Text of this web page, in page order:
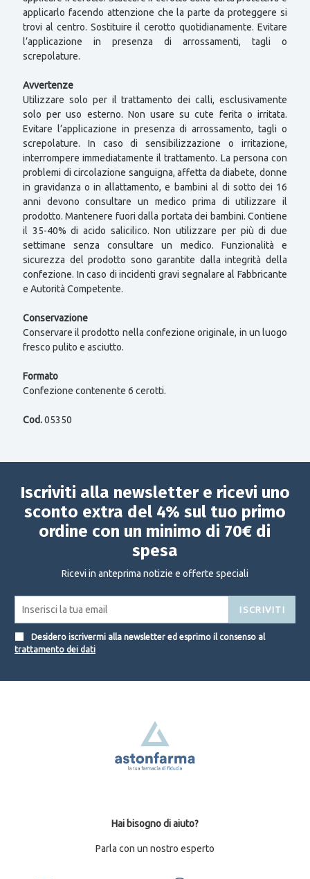
applicarlo facendo attenzione che la parte da proteggere si
trovi al centro. Sostituire il cerotto quotidianamente. Evitare
l’applicazione in presenza di arrossamenti, tagli o
screpolature.
Avvertenze
Utilizzare solo per il trattamento dei calli, esclusivamente
solo per uso esterno. Non usare su cute ferita o irritata.
Evitare l’applicazione in presenza di arrossamento, tagli o
screpolature. In caso di sensibilizzazione o irritazione,
interrompere immediatamente il trattamento. La persona con
problemi di circolazione sanguigna, affetta da diabete, donne
in gravidanza o in allattamento, e bambini al di sotto dei 16
anni devono consultare un medico prima di utilizzare il
prodotto. Mantenere fuori dalla portata dei bambini. Contiene
il 35-40% di acido salicilico. Non utilizzare per più di due
settimane senza consultare un medico. Funzionalità e
sicurezza del prodotto sono garantite dalla integrità della
confezione. In caso di incidenti gravi segnalare al Fabbricante
e Autorità Competente.
Conservazione
Conservare il prodotto nella confezione originale, in un luogo
fresco pulito e asciutto.
Formato
Confezione contenente 6 cerotti.
Cod.05350
Iscriviti alla newsletter e ricevi uno
sconto extra del 4% sul tuo primo
ordine con un minimo di 70€ di
spesa
Ricevi in anteprima notizie e offerte speciali
ISCRIVITI
Desidero iscrivermi alla newsletter ed esprimo il consenso al
trattamento dei dati
Hai bisogno di aiuto?
Parla con un nostro esperto